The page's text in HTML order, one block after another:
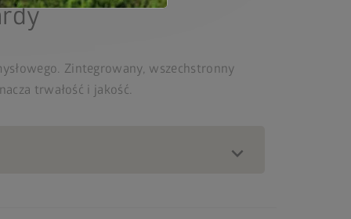
Zintegrowany, wszechstronny
trwałość i jakość.